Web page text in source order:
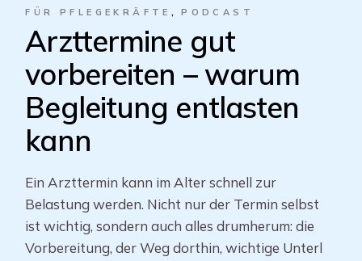
FÜR PFLEGEKRÄFTE
PODCAST
Arzttermine gut
vorbereiten – warum
Begleitung entlasten
kann
Ein Arzttermin kann im Alter schnell zur
Belastung werden. Nicht nur der Termin selbst
ist wichtig, sondern auch alles drumherum: die
Vorbereitung, der Weg dorthin, wichtige Unterl